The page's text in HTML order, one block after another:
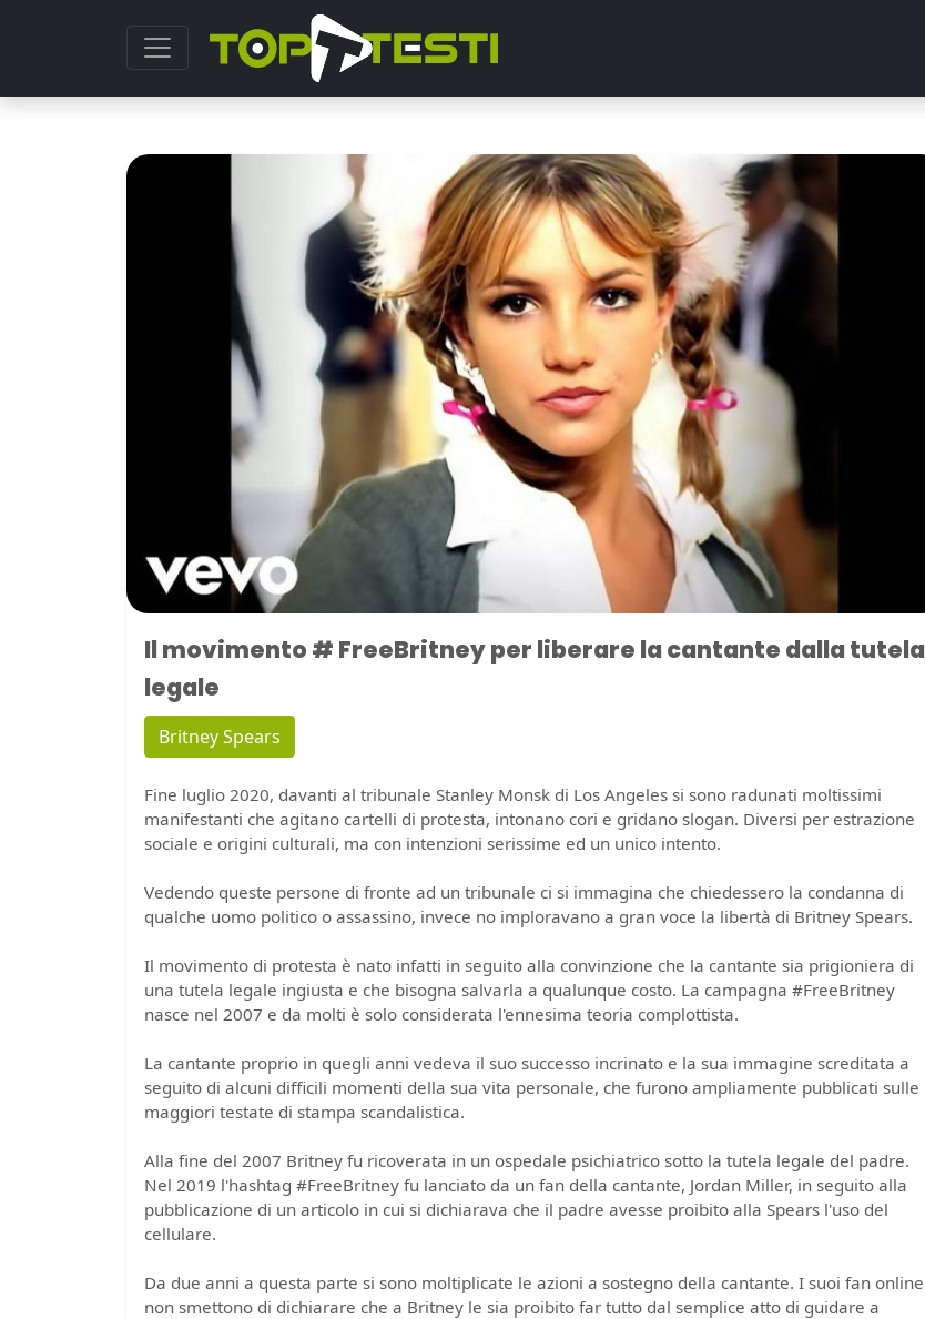
Il movimento # FreeBritney per liberare la cantante dalla tutela
legale
Britney Spears
Fine luglio 2020, davanti al tribunale Stanley Monsk di Los Angeles si sono radunati moltissimi
manifestanti che agitano cartelli di protesta, intonano cori e gridano slogan. Diversi per estrazione
sociale e origini culturali, ma con intenzioni serissime ed un unico intento.
Vedendo queste persone di fronte ad un tribunale ci si immagina che chiedessero la condanna di
qualche uomo politico o assassino, invece no imploravano a gran voce la libertà di Britney Spears.
Il movimento di protesta è nato infatti in seguito alla convinzione che la cantante sia prigioniera di
una tutela legale ingiusta e che bisogna salvarla a qualunque costo. La campagna #FreeBritney
nasce nel 2007 e da molti è solo considerata l'ennesima teoria complottista.
La cantante proprio in quegli anni vedeva il suo successo incrinato e la sua immagine screditata a
seguito di alcuni difficili momenti della sua vita personale, che furono ampliamente pubblicati sulle
maggiori testate di stampa scandalistica.
Alla fine del 2007 Britney fu ricoverata in un ospedale psichiatrico sotto la tutela legale del padre.
Nel 2019 l'hashtag #FreeBritney fu lanciato da un fan della cantante, Jordan Miller, in seguito alla
pubblicazione di un articolo in cui si dichiarava che il padre avesse proibito alla Spears l'uso del
cellulare.
Da due anni a questa parte si sono moltiplicate le azioni a sostegno della cantante. I suoi fan online
non smettono di dichiarare che a Britney le sia proibito far tutto dal semplice atto di guidare a